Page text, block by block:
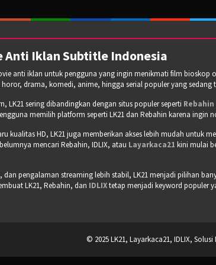
Anti Iklan Subtitle Indonesia
anti iklan untuk pengguna yang ingin menikmati film bioskop
drama, komedi, anime, hingga serial populer yang sedang
LK21 sering dibandingkan dengan situs populer seperti Rebahin
memilih platform seperti LK21 dan Rebahin karena
kualitas HD, LK21 juga memberikan akses lebih mudah
mencari Rebahin, IDLIX, atau Layarkaca21 kini mulai
pengalaman streaming lebih stabil, LK21 menjadi pilihan
LK21, Rebahin, dan IDLIXtetap menjadi keyword populer
© 2025 LK21, Layarkaca21, IDLIX,